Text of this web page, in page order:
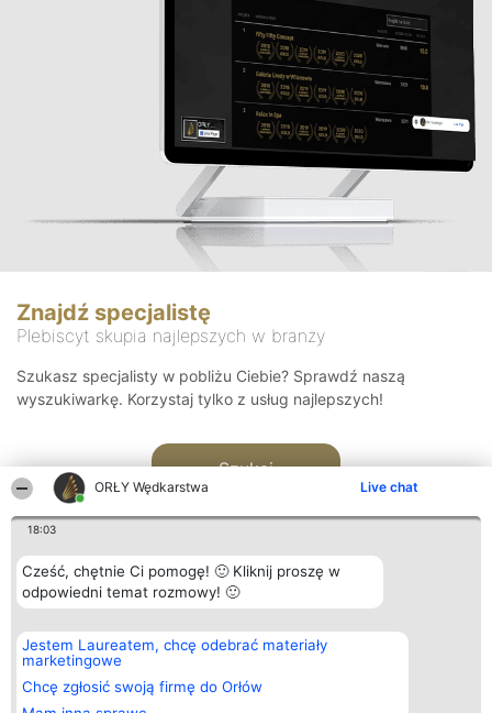
ORŁY Wędkarstwa Live chat
18:03
Cześć, chętnie Ci pomogę! 🙂 Kliknij proszę w
odpowiedni temat rozmowy! 🙂
Jestem Laureatem, chcę odebrać materiały
marketingowe
Chcę zgłosić swoją firmę do Orłów
Znajdź specjalistę
Plebiscyt skupia najlepszych w branży
Szukasz specjalisty w pobliżu Ciebie? Sprawdź naszą
wyszukiwarkę. Korzystaj tylko z usług najlepszych!
Szukaj
Organizator plebiscytu
Bright Side Solutions sp. z o.
o. sp. k.
ul. Ruska 22
Wrocław 50-079
Plebiscyt
Laureaci
wszystkich
Laureatów
Kontakt
Kontakt